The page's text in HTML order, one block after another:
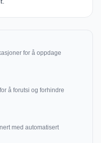
for å oppdage
å forutsi og forhindre
med automatisert